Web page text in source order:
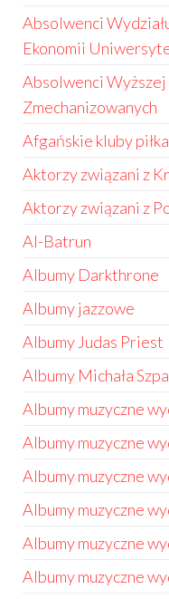
Absolwenci
Ekonomii
Absolwenci Wyższej
Zmechanizowanych
Afgańskie kluby
Aktorzy związani z
Aktorzy związani z
Al-Batrun
Albumy Darkthrone
Albumy jazzowe
Albumy Judas Priest
Albumy Michała
Albumy muzyczne
Albumy muzyczne
Albumy muzyczne
Albumy muzyczne
Albumy muzyczne
Albumy muzyczne